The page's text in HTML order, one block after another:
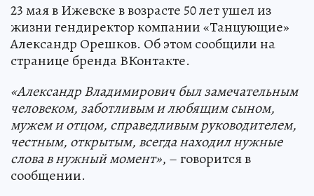
23 мая в Ижевске в возрасте 50 лет ушел из
жизни гендиректор компании «Танцующие»
Александр Орешков. Об этом сообщили на
странице бренда ВКонтакте.
«Александр Владимирович был замечательным
человеком, заботливым и любящим сыном,
мужем и отцом, справедливым руководителем,
честным, открытым, всегда находил нужные
слова в нужный момент», – говорится в
сообщении.